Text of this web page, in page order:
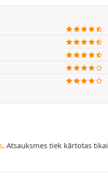
. Atsauksmes tiek kārtotas tikai